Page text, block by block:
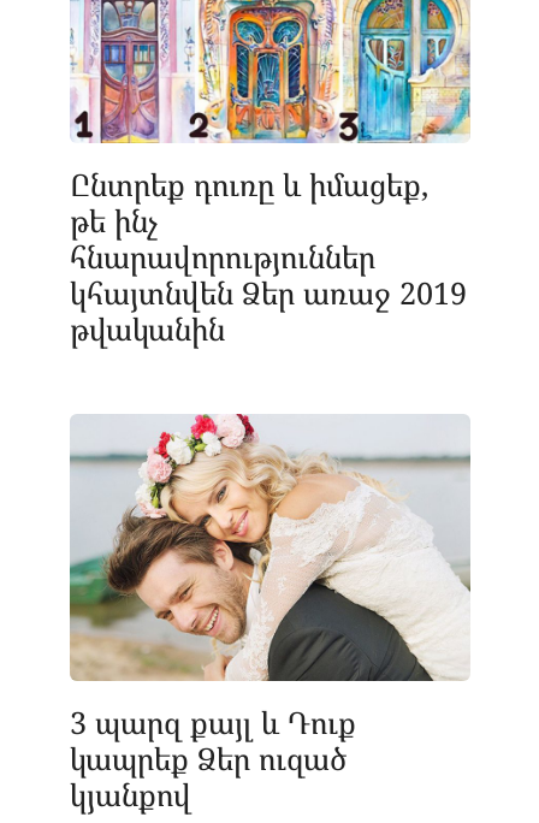
Ընտրեք դուռը և իմացեք,
թե ինչ
հնարավորություններ
կհայտնվեն Ձեր առաջ 2019
թվականին
3 պարզ քայլ և Դուք
կապրեք Ձեր ուզած
կյանքով